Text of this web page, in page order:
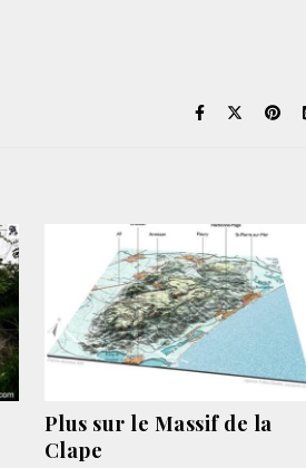
Plus sur le Massif de la
Clape